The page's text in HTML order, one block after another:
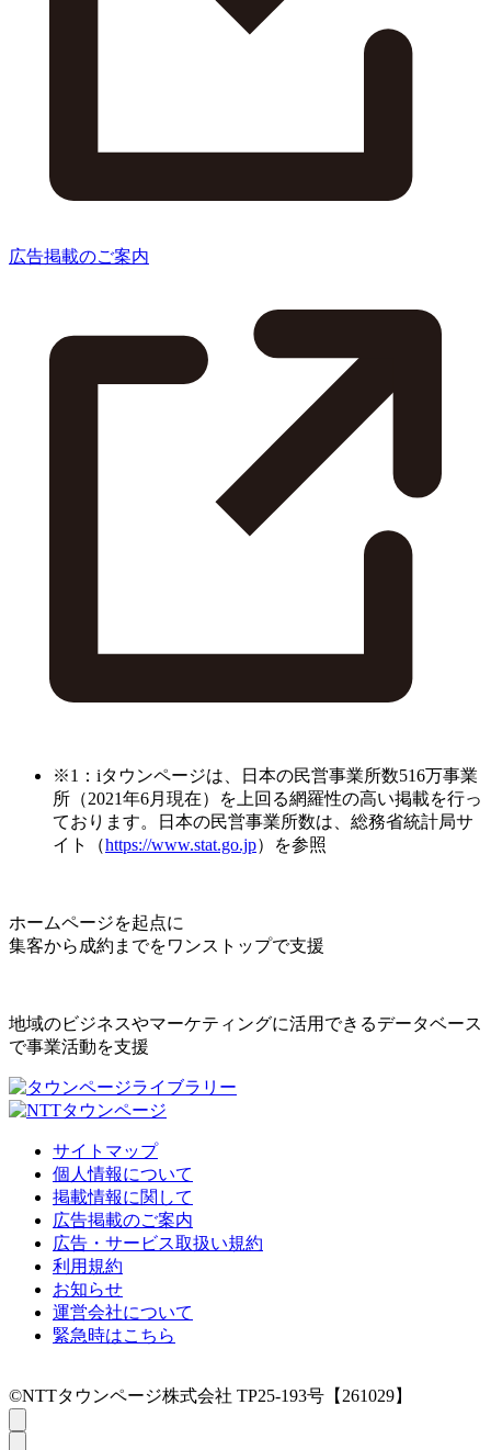
広告掲載のご案内
※1：iタウンページは、日本の民営事業所数516万事業
所（2021年6月現在）を上回る網羅性の高い掲載を行っ
ております。日本の民営事業所数は、総務省統計局サ
イト（https://www.stat.go.jp）を参照
ホームページを起点に
集客から成約までをワンストップで支援
地域のビジネスやマーケティングに活用できるデータベース
で事業活動を支援
サイトマップ
個人情報について
掲載情報に関して
広告掲載のご案内
広告・サービス取扱い規約
利用規約
お知らせ
運営会社について
緊急時はこちら
©NTTタウンページ株式会社 TP25-193号【261029】